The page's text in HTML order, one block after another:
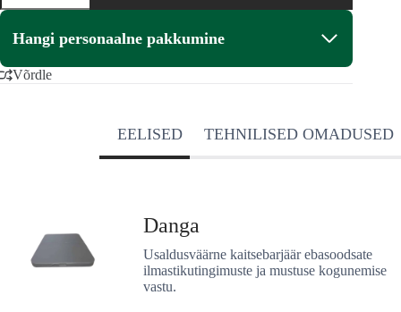
Nova
Hangi personaalne pakkumine
Võrdle
EELISED TEHNILISED OMADUSED
Danga
Usaldusväärne kaitsebarjäär ebasoodsate
ilmastikutingimuste ja mustuse kogunemise
vastu.